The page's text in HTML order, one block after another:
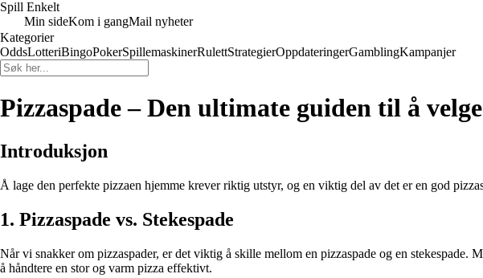
Spill Enkelt
Min sideKom i gangMail nyheter
Kategorier
OddsLotteriBingoPokerSpillemaskinerRulettStrategierOppdateringerGamblingKampanjer
Pizzaspade – Den ultimate guiden til å
Introduksjon
Å lage den perfekte pizzaen hjemme krever riktig utstyr, og en viktig del av det er en god
1. Pizzaspade vs. Stekespade
Når vi snakker om pizzaspader, er det viktig å skille mellom en pizzaspade og en stekespade.
å håndtere en stor og varm pizza effektivt.